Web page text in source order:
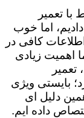
تعمیر
اما خوب
کافی در
اهمیت زیادی
تعمیر
بایستی ویژی
دلیل ای
داده ایم.